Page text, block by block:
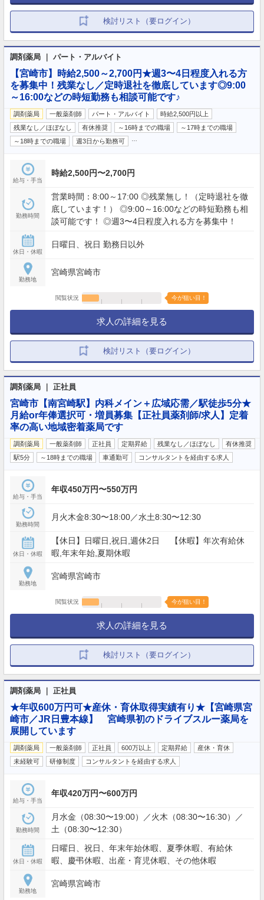
検討リスト（要ログイン）
調剤薬局 ｜ パート・アルバイト
【宮崎市】時給2,500～2,700円★週3〜4日程度入れる方
を募集中！残業なし／定時退社を徹底しています◎9:00
～16:00などの時短勤務も相談可能です♪
調剤薬局 一般薬剤師 パート・アルバイト
時給2,500円以上
残業なし／ほぼなし
有休推奨 ～16時までの職場
～17時までの職場
～18時までの職場
週3日から勤務可
給与・手当
時給2,500円〜2,700円
勤務時間
営業時間：8:00～17:00 ◎残業無し！（定時退社を徹
底しています！） ◎9:00～16:00などの時短勤務も相
談可能です！ ◎週3〜4日程度入れる方を募集中！
休日・休暇
日曜日、祝日 勤務日以外
勤務地
宮崎県宮崎市
閲覧状況 今が狙い目！
求人の詳細を見る
検討リスト（要ログイン）
調剤薬局 ｜ 正社員
宮崎市【南宮崎駅】内科メイン＋広域応需／駅徒歩5分★
月給or年俸選択可・増員募集【正社員薬剤師/求人】定着
率の高い地域密着薬局です
調剤薬局 一般薬剤師 正社員 定期昇給 残業なし／ほぼなし
有休推奨
駅5分
～18時までの職場 車通勤可 コンサルタントを経由する求人
給与・手当
年収450万円〜550万円
勤務時間
月火木金8:30〜18:00／水土8:30〜12:30
休日・休暇
【休日】日曜日,祝日,週休2日 【休暇】年次有給休
暇,年末年始,夏期休暇
勤務地
宮崎県宮崎市
閲覧状況 今が狙い目！
求人の詳細を見る
検討リスト（要ログイン）
調剤薬局 ｜ 正社員
★年収600万円可★産休・育休取得実績有り★【宮崎県宮
崎市／JR日豊本線】 宮崎県初のドライブスルー薬局を
展開しています
調剤薬局 一般薬剤師 正社員 600万以上 定期昇給
産休・育休
未経験可
研修制度 コンサルタントを経由する求人
給与・手当
年収420万円〜600万円
勤務時間
月水金（08:30〜19:00）／火木（08:30〜16:30）／
土（08:30〜12:30）
休日・休暇
日曜日、祝日、年末年始休暇、夏季休暇、有給休
暇、慶弔休暇、出産・育児休暇、その他休暇
勤務地
宮崎県宮崎市